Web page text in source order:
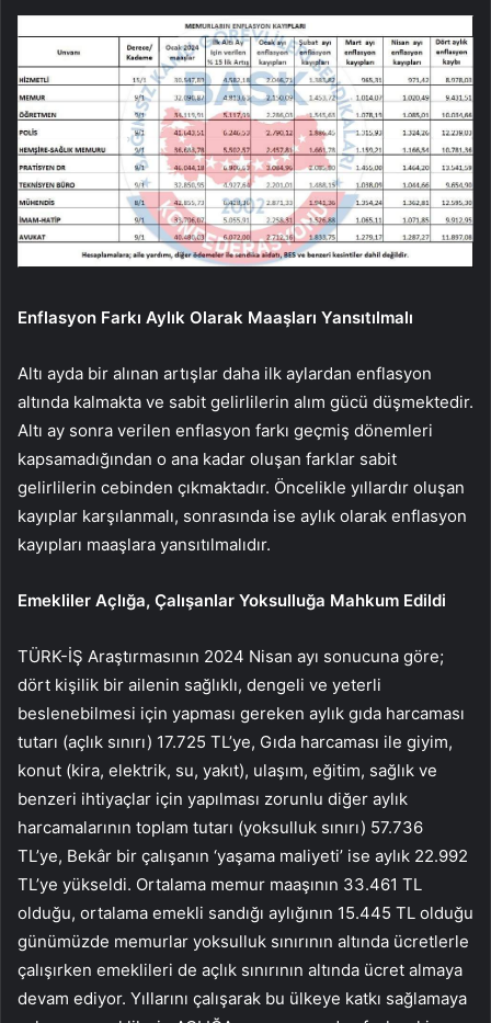
Enflasyon Farkı Aylık Olarak Maaşları Yansıtılmalı
Altı ayda bir alınan artışlar daha ilk aylardan enflasyon
altında kalmakta ve sabit gelirlilerin alım gücü düşmektedir.
Altı ay sonra verilen enflasyon farkı geçmiş dönemleri
kapsamadığından o ana kadar oluşan farklar sabit
gelirlilerin cebinden çıkmaktadır. Öncelikle yıllardır oluşan
kayıplar karşılanmalı, sonrasında ise aylık olarak enflasyon
kayıpları maaşlara yansıtılmalıdır.
Emekliler Açlığa, Çalışanlar Yoksulluğa Mahkum Edildi
TÜRK-İŞ Araştırmasının 2024 Nisan ayı sonucuna göre;
dört kişilik bir ailenin sağlıklı, dengeli ve yeterli
beslenebilmesi için yapması gereken aylık gıda harcaması
tutarı (açlık sınırı) 17.725 TL’ye, Gıda harcaması ile giyim,
konut (kira, elektrik, su, yakıt), ulaşım, eğitim, sağlık ve
benzeri ihtiyaçlar için yapılması zorunlu diğer aylık
harcamalarının toplam tutarı (yoksulluk sınırı) 57.736
TL’ye, Bekâr bir çalışanın ‘yaşama maliyeti’ ise aylık 22.992
TL’ye yükseldi. Ortalama memur maaşının 33.461 TL
olduğu, ortalama emekli sandığı aylığının 15.445 TL olduğu
günümüzde memurlar yoksulluk sınırının altında ücretlerle
çalışırken emeklileri de açlık sınırının altında ücret almaya
devam ediyor. Yıllarını çalışarak bu ülkeye katkı sağlamaya